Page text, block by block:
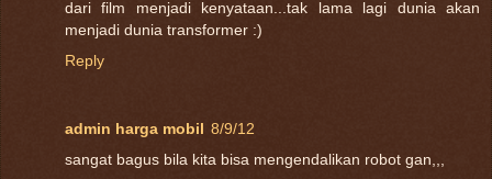
dari film menjadi kenyataan...tak lama lagi dunia akan
menjadi dunia transformer :)
Reply
admin harga mobil 8/9/12
sangat bagus bila kita bisa mengendalikan robot gan,,,